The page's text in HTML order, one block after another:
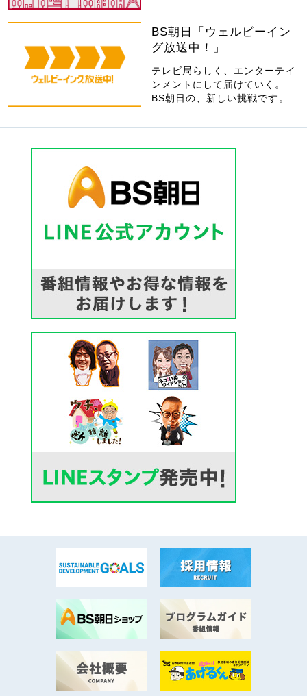
BS朝日「ウェルビーイン
グ放送中！」
テレビ局らしく、エンターテイ
ンメントにして届けていく。
BS朝日の、新しい挑戦です。